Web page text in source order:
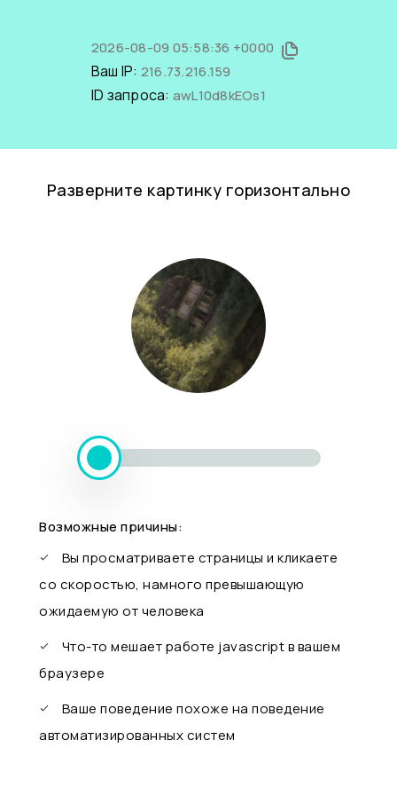
2026-08-09 05:58:36 +0000
Ваш IP: 216.73.216.159
ID запроса: awL10d8kEOs1
Разверните картинку горизонтально
Возможные причины:
Вы просматриваете страницы и кликаете
со скоростью, намного превышающую
ожидаемую от человека
Что-то мешает работе javascript в вашем
браузере
Ваше поведение похоже на поведение
автоматизированных систем